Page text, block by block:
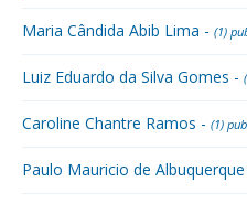
Maria Cândida Abib Lima - (1)
Luiz Eduardo da Silva Gomes -
Caroline Chantre Ramos - (1)
Paulo Mauricio de